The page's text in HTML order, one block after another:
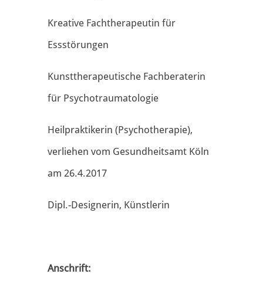
Kreative Fachtherapeutin für
Essstörungen
Kunsttherapeutische Fachberaterin
für Psychotraumatologie
Heilpraktikerin (Psychotherapie),
verliehen vom Gesundheitsamt Köln
am 26.4.2017
Dipl.-Designerin, Künstlerin
Anschrift: